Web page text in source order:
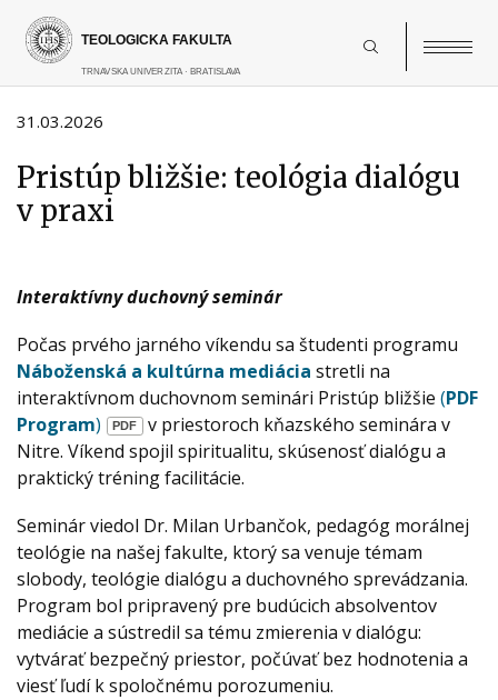
Skočiť
hlavný
obsah
31.03.2026
Pristúp bližšie: teológia dialógu
v praxi
Interaktívny duchovný seminár
Počas prvého jarného víkendu sa študenti programu
Náboženská a kultúrna mediácia stretli na
interaktívnom duchovnom seminári Pristúp bližšie (PDF
Program)
v priestoroch kňazského seminára v
Nitre. Víkend spojil spiritualitu, skúsenosť dialógu a
praktický tréning facilitácie.
Seminár viedol Dr. Milan Urbančok, pedagóg morálnej
teológie na našej fakulte, ktorý sa venuje témam
slobody, teológie dialógu a duchovného sprevádzania.
Program bol pripravený pre budúcich absolventov
mediácie a sústredil sa tému zmierenia v dialógu:
vytvárať bezpečný priestor, počúvať bez hodnotenia a
viesť ľudí k spoločnému porozumeniu.